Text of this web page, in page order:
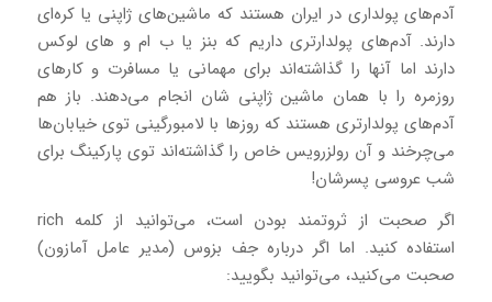
آدم‌های پولداری در ایران هستند که ماشین‌های ژاپنی یا کره‌ای
دارند. آدم‌‎های پولدارتری داریم که بنز یا ب ام و های لوکس
دارند اما آنها را گذاشته‌اند برای مهمانی یا مسافرت و کارهای
روزمره را با همان ماشین ژاپنی شان انجام می‌دهند. باز هم
آدم‌های پولدارتری هستند که روزها با لامبورگینی توی خیابان‌ها
می‌چرخند و آن رولزرویس خاص را گذاشته‌اند توی پارکینگ برای
شب عروسی پسرشان!
اگر صحبت از ثروتمند بودن است، می‌توانید از کلمه rich
استفاده کنید. اما اگر درباره جف بزوس (مدیر عامل آمازون)
صحبت می‌کنید، می‌توانید بگویید: